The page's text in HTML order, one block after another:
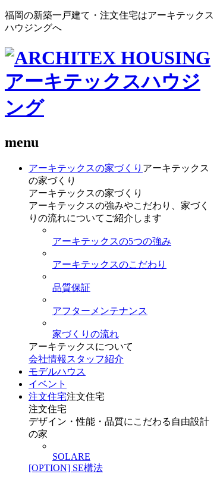
福岡の新築一戸建て・注文住宅はアーキテックス
ハウジングへ
menu
アーキテックスの家づくり アーキテックス
の家づくり
アーキテックスの家づくり
アーキテックスの強みやこだわり、家づく
りの流れについてご紹介します
アーキテックスの5つの強み
アーキテックスのこだわり
品質保証
アフターメンテナンス
家づくりの流れ
アーキテックスについて
会社情報 スタッフ紹介
モデルハウス
イベント
注文住宅注文住宅
注文住宅
デザイン・性能・品質にこだわる自由設計
の家
SOLARE
[OPTION] SE構法